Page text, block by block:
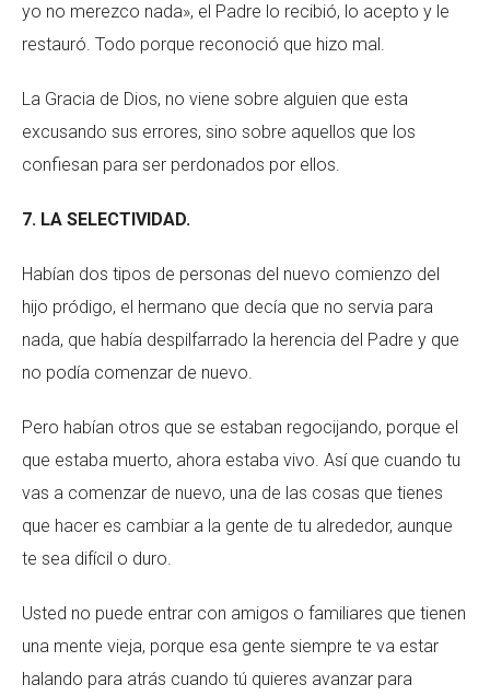
yo no merezco nada», el Padre lo recibió, lo acepto y le
restauró. Todo porque reconoció que hizo mal.
La Gracia de Dios, no viene sobre alguien que esta
excusando sus errores, sino sobre aquellos que los
confiesan para ser perdonados por ellos.
7. LA SELECTIVIDAD.
Habían dos tipos de personas del nuevo comienzo del
hijo pródigo, el hermano que decía que no servia para
nada, que había despilfarrado la herencia del Padre y que
no podía comenzar de nuevo.
Pero habían otros que se estaban regocijando, porque el
que estaba muerto, ahora estaba vivo. Así que cuando tu
vas a comenzar de nuevo, una de las cosas que tienes
que hacer es cambiar a la gente de tu alrededor, aunque
te sea difícil o duro.
Usted no puede entrar con amigos o familiares que tienen
una mente vieja, porque esa gente siempre te va estar
halando para atrás cuando tú quieres avanzar para